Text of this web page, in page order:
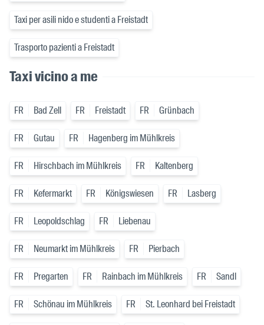
Taxi per asili nido e studenti a Freistadt
Trasporto pazienti a Freistadt
Taxi vicino a me
FR Bad Zell FR Freistadt FR Grünbach
FR Gutau FR Hagenberg im Mühlkreis
FR Hirschbach im Mühlkreis FR Kaltenberg
FR Kefermarkt FR Königswiesen FR Lasberg
FR Leopoldschlag FR Liebenau
FR Neumarkt im Mühlkreis FR Pierbach
FR Pregarten FR Rainbach im Mühlkreis FR Sandl
FR Schönau im Mühlkreis FR St. Leonhard bei Freistadt